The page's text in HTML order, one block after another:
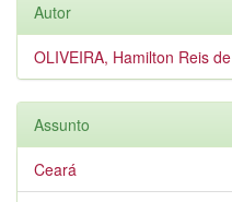
Autor
OLIVEIRA, Hamilton Reis de
Assunto
Ceará